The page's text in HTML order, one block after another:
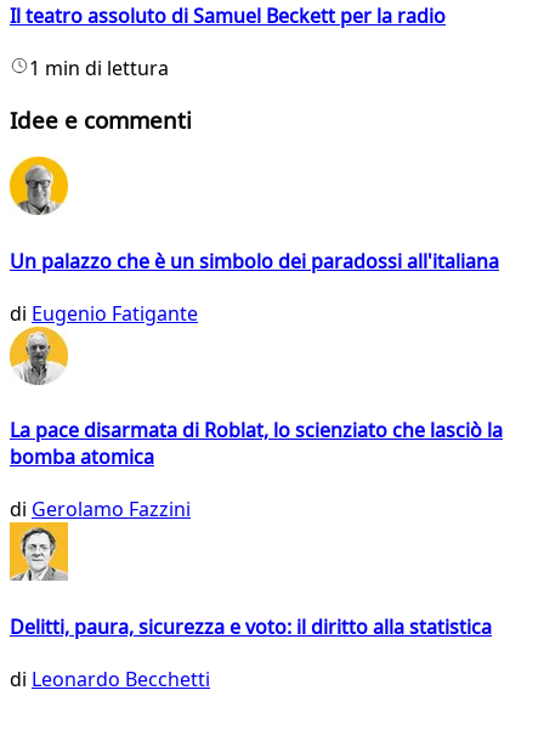
Il teatro assoluto di Samuel Beckett per la radio
1 min di lettura
Idee e commenti
Un palazzo che è un simbolo dei paradossi all'italiana
di Eugenio Fatigante
La pace disarmata di Roblat, lo scienziato che lasciò la
bomba atomica
di Gerolamo Fazzini
Delitti, paura, sicurezza e voto: il diritto alla statistica
di Leonardo Becchetti